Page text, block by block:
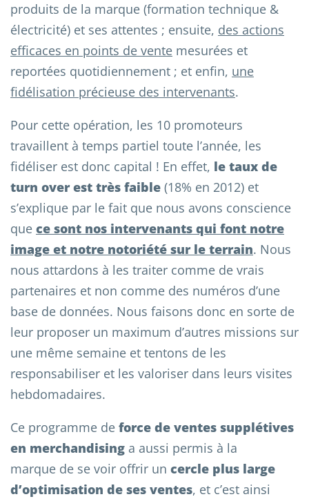
produits de la marque (formation technique &
électricité) et ses attentes ; ensuite, des actions
efficaces en points de vente mesurées et
reportées quotidiennement ; et enfin, une
fidélisation précieuse des intervenants.
Pour cette opération, les 10 promoteurs
travaillent à temps partiel toute l’année, les
fidéliser est donc capital ! En effet, le taux de
turn over est très faible (18% en 2012) et
s’explique par le fait que nous avons conscience
que ce sont nos intervenants qui font notre
image et notre notoriété sur le terrain. Nous
nous attardons à les traiter comme de vrais
partenaires et non comme des numéros d’une
base de données. Nous faisons donc en sorte de
leur proposer un maximum d’autres missions sur
une même semaine et tentons de les
responsabiliser et les valoriser dans leurs visites
hebdomadaires.
Ce programme de force de ventes supplétives
en merchandising a aussi permis à la
marque de se voir offrir un cercle plus large
d’optimisation de ses ventes, et c’est ainsi